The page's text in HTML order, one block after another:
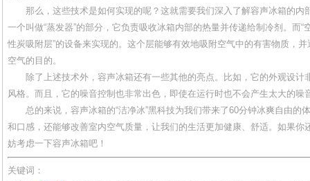
那么，这些技术是如何实现的呢？这就需要我们深入了解容声冰箱的内
一个叫做“蒸发器”的部分，它负责吸收冰箱内部的热量并传递给制冷剂。而“
性炭吸附层”的设备来实现的。这个层能够有效地吸附空气中的有害物质，
空气的目的。
除了上述技术外，容声冰箱还有一些其他的亮点。比如，它的外观设计
风格。而且，它的噪音控制也非常出色，即使在运行时也不会产生太大的噪
总的来说，容声冰箱的“洁净冰”黑科技为我们带来了60分钟冰爽自由的
和口感，还能够改善室内空气质量，让我们的生活更加健康、舒适。如果你
妨考虑一下容声冰箱吧！
关键词：